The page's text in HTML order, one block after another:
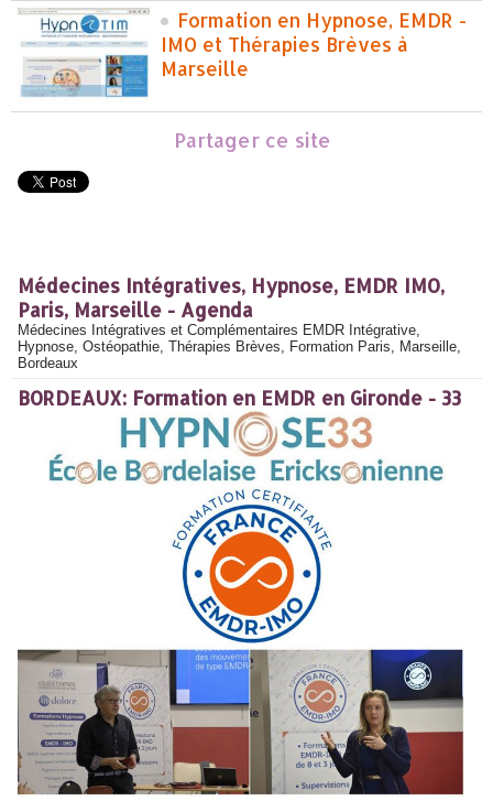
Formation en Hypnose, EMDR -
IMO et Thérapies Brèves à
Marseille
Partager ce site
Médecines Intégratives, Hypnose, EMDR IMO,
Paris, Marseille - Agenda
Médecines Intégratives et Complémentaires EMDR Intégrative,
Hypnose, Ostéopathie, Thérapies Brèves, Formation Paris, Marseille,
Bordeaux
BORDEAUX: Formation en EMDR en Gironde - 33